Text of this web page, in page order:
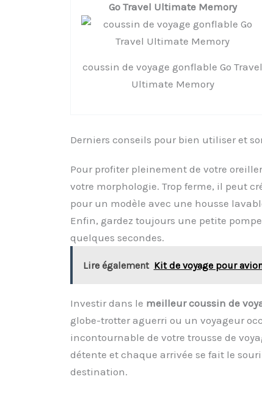
Go Travel Ultimate Memory
coussin de voyage gonflable Go Travel
Ultimate Memory
Derniers conseils pour bien utiliser et
Pour profiter pleinement de votre
votre morphologie. Trop ferme, il peut
pour un modèle avec une housse
Enfin, gardez toujours une petite
quelques secondes.
Lire également Kit de voyage pour
Investir dans le meilleur coussin de
globe-trotter aguerri ou un voyageur
incontournable de votre trousse de
détente et chaque arrivée se fait le
destination.